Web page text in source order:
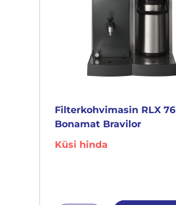
Filterkohvimasin RLX 76
Bonamat Bravilor
Küsi hinda